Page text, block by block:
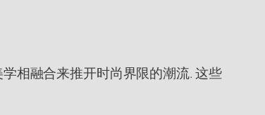
相融合来推开时尚界限的潮流. 这些